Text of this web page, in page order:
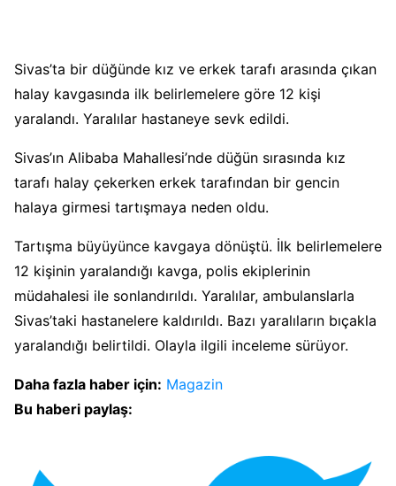
Sivas’ta bir düğünde kız ve erkek tarafı arasında çıkan
halay kavgasında ilk belirlemelere göre 12 kişi
yaralandı. Yaralılar hastaneye sevk edildi.
Sivas’ın Alibaba Mahallesi’nde düğün sırasında kız
tarafı halay çekerken erkek tarafından bir gencin
halaya girmesi tartışmaya neden oldu.
Tartışma büyüyünce kavgaya dönüştü. İlk belirlemelere
12 kişinin yaralandığı kavga, polis ekiplerinin
müdahalesi ile sonlandırıldı. Yaralılar, ambulanslarla
Sivas’taki hastanelere kaldırıldı. Bazı yaralıların bıçakla
yaralandığı belirtildi. Olayla ilgili inceleme sürüyor.
Daha fazla haber için: Magazin
Bu haberi paylaş: